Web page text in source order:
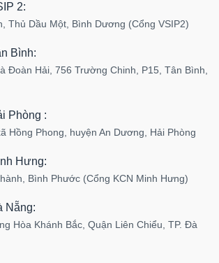
2:
Thủ Dầu Một, Bình Dương (Cổng VSIP2)
Bình:
Đoàn Hải, 756 Trường Chinh, P15, Tân Bình,
Phòng :
Hồng Phong, huyện An Dương, Hải Phòng
Hưng:
Bình Phước (Cổng KCN Minh Hưng)
Nẵng:
Hòa Khánh Bắc, Quận Liên Chiểu, TP. Đà